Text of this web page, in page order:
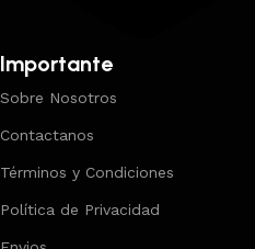
Importante
Sobre Nosotros
Contactanos
Términos y Condiciones
Política de Privacidad